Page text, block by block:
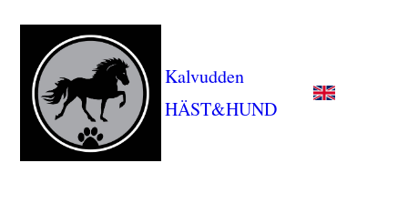
Kalvudden
HÄST&HUND